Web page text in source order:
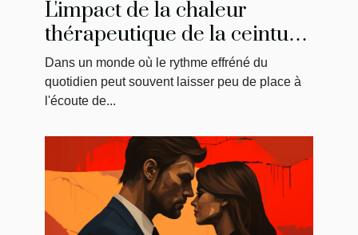
L'impact de la chaleur
thérapeutique de la ceinture
menstruelle sur
l'amélioration du bien-être
général
Dans un monde où le rythme effréné du
quotidien peut souvent laisser peu de place à
l'écoute de...